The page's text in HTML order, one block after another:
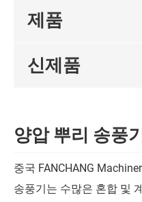
제품
신제품
양압 뿌리 송풍기
중국 FANCHANG
송풍기는 수많은 혼합 및